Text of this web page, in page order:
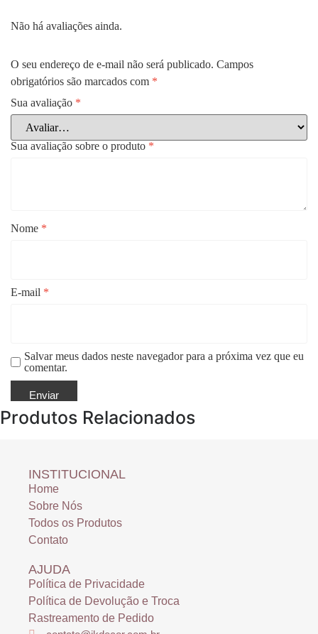
Não há avaliações ainda.
O seu endereço de e-mail não será publicado. Campos
obrigatórios são marcados com *
Sua avaliação *
Sua avaliação sobre o produto *
Nome *
E-mail *
Salvar meus dados neste navegador para a próxima vez que eu
comentar.
Produtos Relacionados
INSTITUCIONAL
Home
Sobre Nós
Todos os Produtos
Contato
AJUDA
Política de Privacidade
Política de Devolução e Troca
Rastreamento de Pedido